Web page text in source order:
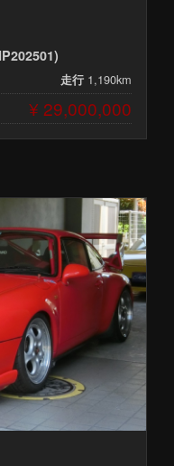
走行 1,190km
¥ 29,000,000